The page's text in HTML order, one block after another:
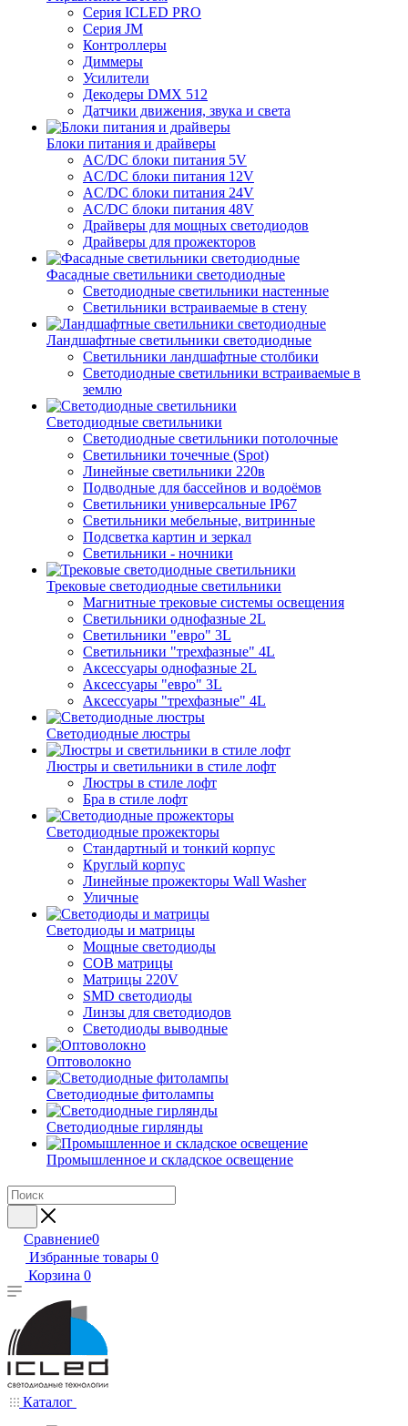
Серия ICLED PRO
Серия JM
Контроллеры
Диммеры
Усилители
Декодеры DMX 512
Датчики движения, звука и света
Блоки питания и драйверы
AC/DC блоки питания 5V
AC/DC блоки питания 12V
AC/DC блоки питания 24V
AC/DC блоки питания 48V
Драйверы для мощных светодиодов
Драйверы для прожекторов
Фасадные светильники светодиодные
Светодиодные светильники настенные
Светильники встраиваемые в стену
Ландшафтные светильники светодиодные
Светильники ландшафтные столбики
Светодиодные светильники встраиваемые в
землю
Светодиодные светильники
Светодиодные светильники потолочные
Светильники точечные (Spot)
Линейные светильники 220в
Подводные для бассейнов и водоёмов
Светильники универсальные IP67
Светильники мебельные, витринные
Подсветка картин и зеркал
Светильники - ночники
Трековые светодиодные светильники
Магнитные трековые системы освещения
Светильники однофазные 2L
Светильники "евро" 3L
Светильники "трехфазные" 4L
Аксессуары однофазные 2L
Аксессуары "евро" 3L
Аксессуары "трехфазные" 4L
Светодиодные люстры
Люстры и светильники в стиле лофт
Люстры в стиле лофт
Бра в стиле лофт
Светодиодные прожекторы
Стандартный и тонкий корпус
Круглый корпус
Линейные прожекторы Wall Washer
Уличные
Светодиоды и матрицы
Мощные светодиоды
COB матрицы
Матрицы 220V
SMD светодиоды
Линзы для светодиодов
Светодиоды выводные
Оптоволокно
Светодиодные фитолампы
Светодиодные гирлянды
Промышленное и складское освещение
Сравнение0
Избранные товары 0
Корзина 0
Каталог